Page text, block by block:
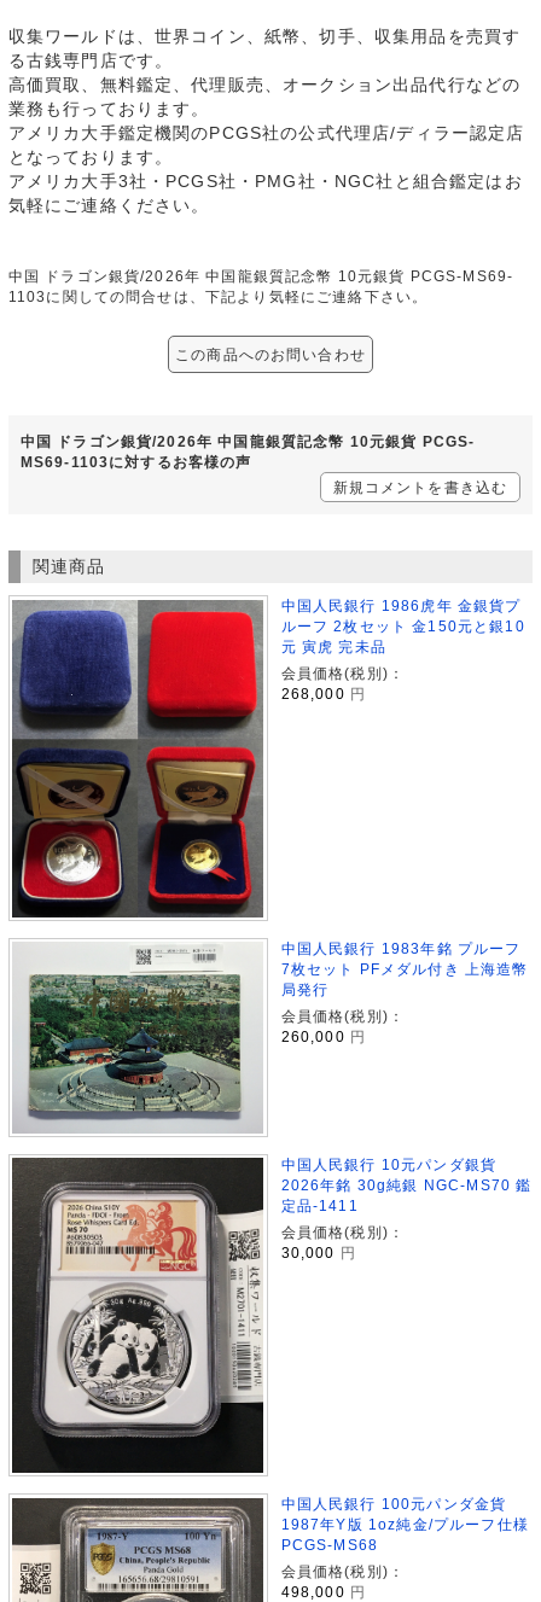
収集ワールドは、世界コイン、紙幣、切手、収集用品を売買す
る古銭専門店です。
高価買取、無料鑑定、代理販売、オークション出品代行などの
業務も行っております。
アメリカ大手鑑定機関のPCGS社の公式代理店/ディラー認定店
となっております。
アメリカ大手3社・PCGS社・PMG社・NGC社と組合鑑定はお
気軽にご連絡ください。
中国 ドラゴン銀貨/2026年 中国龍銀質記念幣 10元銀貨 PCGS-MS69-
1103に関しての問合せは、下記より気軽にご連絡下さい。
この商品へのお問い合わせ
中国 ドラゴン銀貨/2026年 中国龍銀質記念幣 10元銀貨 PCGS-
MS69-1103に対するお客様の声
新規コメントを書き込む
関連商品
中国人民銀行 1986虎年 金銀貨プ
ルーフ 2枚セット 金150元と銀10
元 寅虎 完未品
会員価格(税別)：
268,000 円
中国人民銀行 1983年銘 プルーフ
7枚セット PFメダル付き 上海造幣
局発行
会員価格(税別)：
260,000 円
中国人民銀行 10元パンダ銀貨
2026年銘 30g純銀 NGC-MS70 鑑
定品-1411
会員価格(税別)：
30,000
円
中国人民銀行 100元パンダ金貨
1987年Y版 1oz純金/プルーフ仕様
PCGS-MS68
会員価格(税別)：
498,000 円